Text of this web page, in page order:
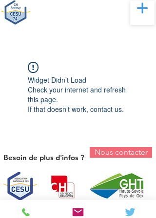
Widget Didn’t Load
Check your internet and refresh
this page.
If that doesn’t work, contact us.
Besoin de plus d'infos ?
Nous contacter